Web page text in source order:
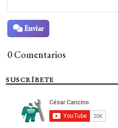
Enviar
0 Comentarios
SUSCRÍBETE